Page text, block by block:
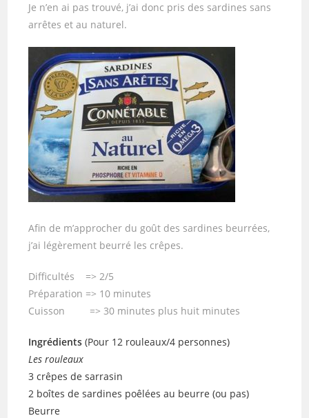
Je n’en ai pas trouvé, j’ai donc pris des sardines sans
arrêtes et au naturel.
Afin de m’approcher du goût des sardines beurrées,
j’ai légèrement beurré les crêpes.
Difficultés => 2/5
Préparation => 10 minutes
Cuisson => 30 minutes plus huit minutes
Ingrédients (Pour 12 rouleaux/4 personnes)
Les rouleaux
3 crêpes de sarrasin
2 boîtes de sardines poêlées au beurre (ou pas)
Beurre